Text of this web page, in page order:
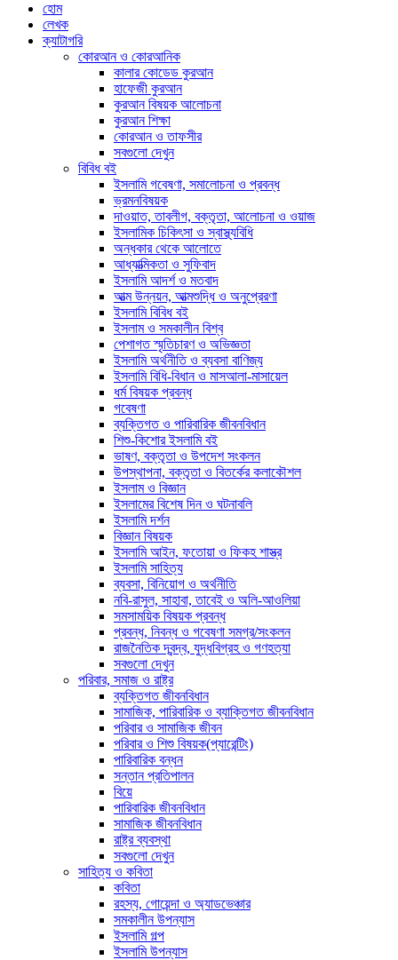
হোম
লেখক
ক্যাটাগরি
কোরআন ও কোরআনিক
কালার কোডেড কুরআন
হাফেজী কুরআন
কুরআন বিষয়ক আলোচনা
কুরআন শিক্ষা
কোরআন ও তাফসীর
সবগুলো দেখুন
বিবিধ বই
ইসলামি গবেষণা, সমালোচনা ও প্রবন্ধ
ভ্রমনবিষয়ক
দাওয়াত, তাবলীগ, বক্তৃতা, আলোচনা ও ওয়াজ
ইসলামিক চিকিৎসা ও স্বাস্থ্যবিধি
অন্ধকার থেকে আলোতে
আধ্যাত্মিকতা ও সুফিবাদ
ইসলামি আদর্শ ও মতবাদ
আত্ম উন্নয়ন, আত্মশুদ্ধি ও অনুপ্রেরণা
ইসলামি বিবিধ বই
ইসলাম ও সমকালীন বিশ্ব
পেশাগত স্মৃতিচারণ ও অভিজ্ঞতা
ইসলামি অর্থনীতি ও ব্যবসা বাণিজ্য
ইসলামি বিধি-বিধান ও মাসআলা-মাসায়েল
ধর্ম বিষয়ক প্রবন্ধ
গবেষণা
ব্যক্তিগত ও পারিবারিক জীবনবিধান
শিশু-কিশোর ইসলামি বই
ভাষণ, বক্তৃতা ও উপদেশ সংকলন
উপস্থাপনা, বক্তৃতা ও বিতর্কের কলাকৌশল
ইসলাম ও বিজ্ঞান
ইসলামের বিশেষ দিন ও ঘটনাবলি
ইসলামি দর্শন
বিজ্ঞান বিষয়ক
ইসলামি আইন, ফতোয়া ও ফিকহ শাস্ত্র
ইসলামি সাহিত্য
ব্যবসা, বিনিয়োগ ও অর্থনীতি
নবি-রাসুল, সাহাবা, তাবেই ও অলি-আওলিয়া
সমসাময়িক বিষয়ক প্রবন্ধ
প্রবন্ধ, নিবন্ধ ও গবেষণা সমগ্র/সংকলন
রাজনৈতিক দ্বন্দ্ব, যুদ্ধবিগ্রহ ও গণহত্যা
সবগুলো দেখুন
পরিবার, সমাজ ও রাষ্ট্র
ব্যক্তিগত জীবনবিধান
সামাজিক, পারিবারিক ও ব্যাক্তিগত জীবনবিধান
পরিবার ও সামাজিক জীবন
পরিবার ও শিশু বিষয়ক(প্যারেন্টিং)
পারিবারিক বন্ধন
সন্তান প্রতিপালন
বিয়ে
পারিবারিক জীবনবিধান
সামাজিক জীবনবিধান
রাষ্ট্র ব্যবস্থা
সবগুলো দেখুন
সাহিত্য ও কবিতা
কবিতা
রহস্য, গোয়েন্দা ও অ্যাডভেঞ্চার
সমকালীন উপন্যাস
ইসলামি গল্প
ইসলামি উপন্যাস